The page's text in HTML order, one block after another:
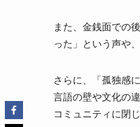
また、金銭面での
った」という声や
さらに、「孤独感
言語の壁や文化の
コミュニティに閉